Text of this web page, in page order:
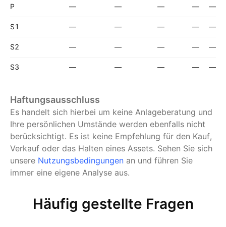
P — — — — —
S1 — — — — —
S2 — — — — —
S3 — — — — —
Haftungsausschluss
Es handelt sich hierbei um keine Anlageberatung und
Ihre persönlichen Umstände werden ebenfalls nicht
berücksichtigt. Es ist keine Empfehlung für den Kauf,
Verkauf oder das Halten eines Assets. Sehen Sie sich
unsere Nutzungsbedingungen an und führen Sie
immer eine eigene Analyse aus.
Häufig gestellte Fragen